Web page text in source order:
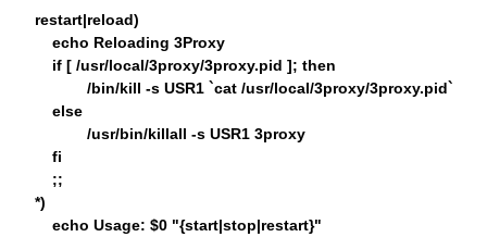
restart|reload)
echo Reloading 3Proxy
if [ /usr/local/3proxy/3proxy.pid ]; then
/bin/kill -s USR1 `cat /usr/local/3proxy/3proxy.pid`
else
/usr/bin/killall -s USR1 3proxy
fi
;;
*)
echo Usage: $0 "{start|stop|restart}"